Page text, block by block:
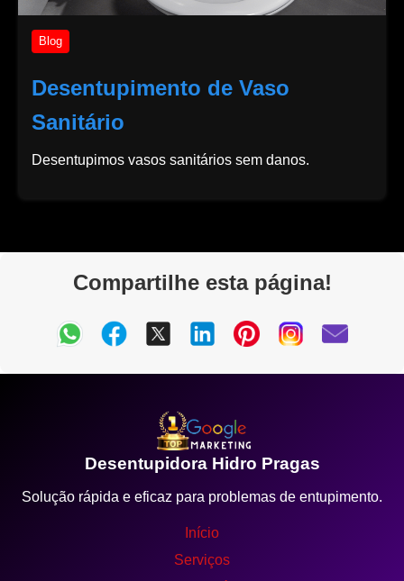
Blog
Desentupimento de Vaso
Sanitário
Desentupimos vasos sanitários sem danos.
Compartilhe esta página!
Desentupidora Hidro Pragas
Solução rápida e eficaz para problemas de entupimento.
Início
Serviços